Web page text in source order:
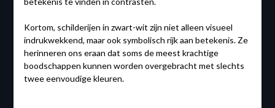
Kortom, schilderijen in zwart-wit zijn niet alleen visueel
indrukwekkend, maar ook symbolisch rijk aan betekenis. Ze
herinneren ons eraan dat soms de meest krachtige
boodschappen kunnen worden overgebracht met slechts
twee eenvoudige kleuren.